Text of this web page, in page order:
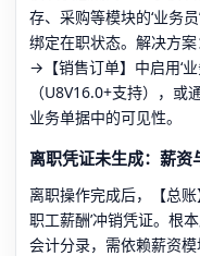
存、采购等模块的‘业务
绑定在职状态。解决方
→【销售订单】中启用‘
（U8V16.0+支持），
业务单据中的可见性。
离职凭证未生成：薪资
离职操作完成后，【总
职工薪酬’冲销凭证。根
会计分录，需依赖薪资模